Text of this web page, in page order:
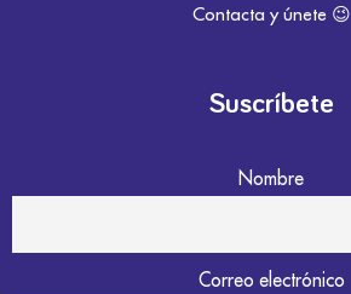
Contacta y únete 😉
Suscríbete
Nombre
Correo electrónico